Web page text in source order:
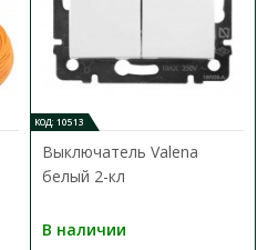
КОД: 10513
Выключатель Valena
белый 2-кл
В наличии